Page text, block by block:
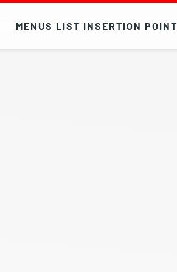
MENUS LIST INSERTION POINT